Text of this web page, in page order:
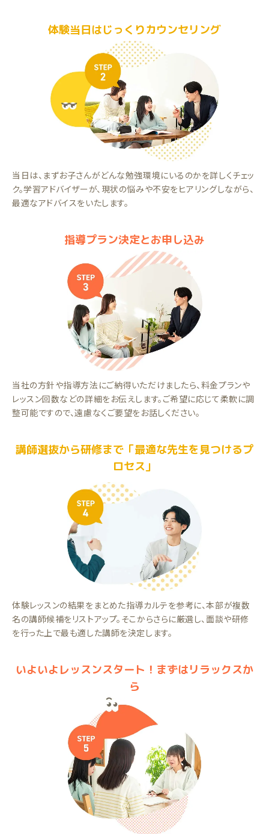
体験当日はじっくりカウンセリング
当日は、まずお子さんがどんな勉強環境にいるのかを詳しくチェッ
ク。学習アドバイザーが、現状の悩みや不安をヒアリングしながら、
最適なアドバイスをいたします。
指導プラン決定とお申し込み
当社の方針や指導方法にご納得いただけましたら、料金プランや
レッスン回数などの詳細をお伝えします。ご希望に応じて柔軟に調
整可能ですので、遠慮なくご要望をお話しください。
講師選抜から研修まで「最適な先生を見つけるプ
ロセス」
体験レッスンの結果をまとめた指導カルテを参考に、本部が複数
名の講師候補をリストアップ。そこからさらに厳選し、面談や研修
を行った上で最も適した講師を決定します。
いよいよレッスンスタート！まずはリラックスか
ら